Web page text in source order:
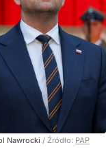
Nawrocki / Źródło: PAP